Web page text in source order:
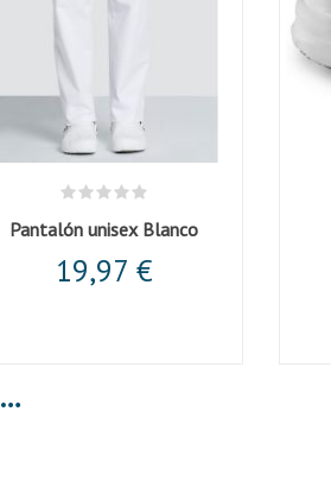
Pantalón unisex Blanco
19,97 €
RESEÑAS